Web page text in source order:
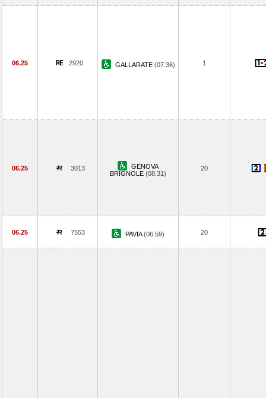
06.25 2920 GALLARATE (07.36) 1
06.25 3013
GENOVA
BRIGNOLE (08.31)
20
06.25 7553 PAVIA(06.59) 20